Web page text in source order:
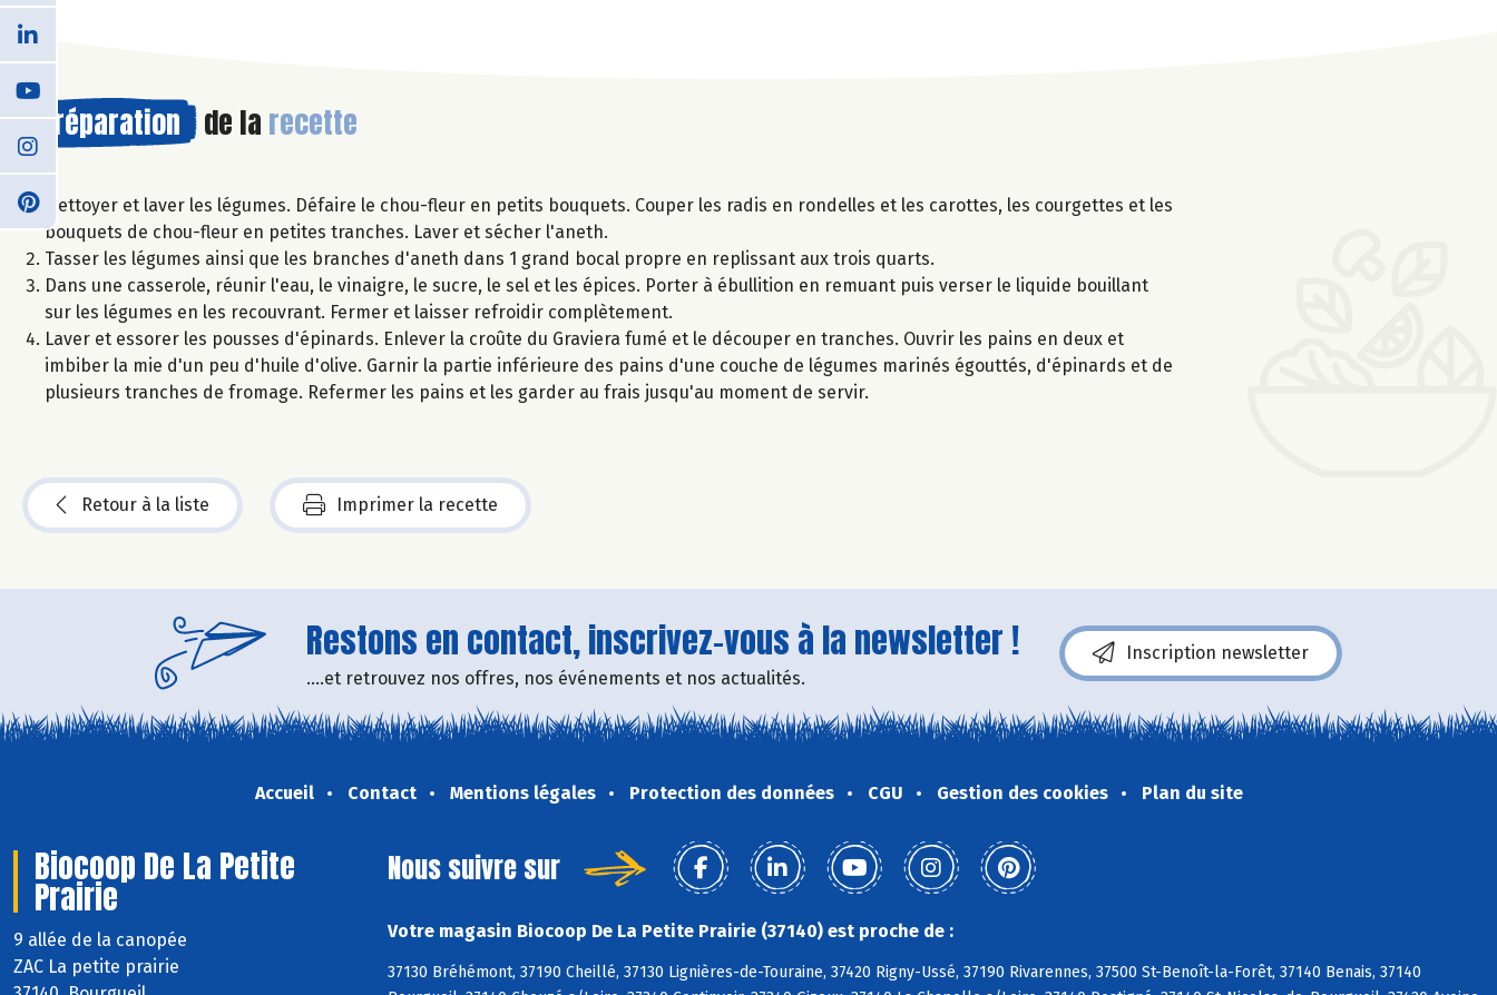
Préparation de la recette
Nettoyer et laver les légumes. Défaire le chou-fleur en petits bouquets. Couper les radis en rondelles et les carottes, les courgettes et les
bouquets de chou-fleur en petites tranches. Laver et sécher l'aneth.
Tasser les légumes ainsi que les branches d'aneth dans 1 grand bocal propre en replissant aux trois quarts.
Dans une casserole, réunir l'eau, le vinaigre, le sucre, le sel et les épices. Porter à ébullition en remuant puis verser le liquide bouillant
sur les légumes en les recouvrant. Fermer et laisser refroidir complètement.
Laver et essorer les pousses d'épinards. Enlever la croûte du Graviera fumé et le découper en tranches. Ouvrir les pains en deux et
imbiber la mie d'un peu d'huile d'olive. Garnir la partie inférieure des pains d'une couche de légumes marinés égouttés, d'épinards et de
plusieurs tranches de fromage. Refermer les pains et les garder au frais jusqu'au moment de servir.
Retour à la liste Imprimer la recette
Restons en contact, inscrivez-vous à la newsletter !
....et retrouvez nos offres, nos événements et nos actualités.
Inscription newsletter
Accueil Contact Mentions légales Protection des données CGU Gestion des cookies Plan du site
Biocoop De La Petite
Prairie
9 allée de la canopée
ZAC La petite prairie
Nous suivre sur
Votre magasin Biocoop De La Petite Prairie (37140) est proche de :
37130 Bréhémont, 37190 Cheillé, 37130 Lignières-de-Touraine, 37420 Rigny-Ussé, 37190 Rivarennes, 37500 St-Benoît-la-Forêt, 37140 Benais, 37140